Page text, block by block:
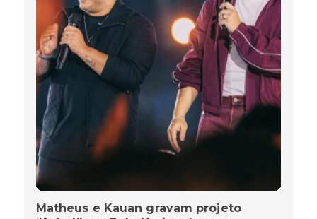
Matheus e Kauan gravam projeto
“Astral” em Belo Horizonte com
participações especiais, como Simone
Mendes e Panda
MIRIAM FREITAS